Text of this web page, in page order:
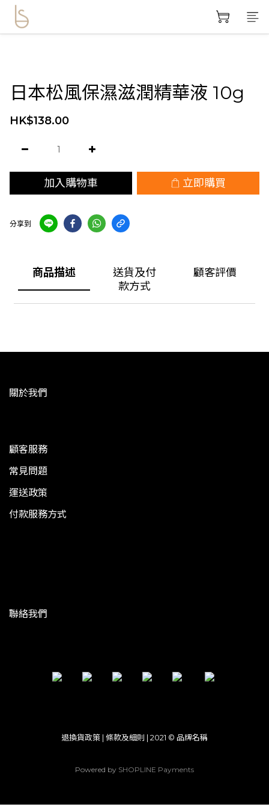
日本松風保濕滋潤精華液 10g
HK$138.00
加入購物車 立即購買
分享到
商品描述
送貨及付
款方式
顧客評價
關於我們
顧客服務
常見問題
運送政策
付款服務方式
聯絡我們
退換貨政策 | 條款及細則 | 2021 © 品牌名稱
Powered by SHOPLINE Payments